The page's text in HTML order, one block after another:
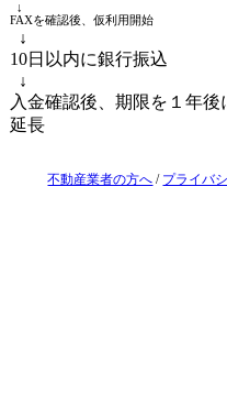
↓
FAXを確認後、仮利用開始
↓
10日以内に銀行振込
↓
入金確認後、期限を１年後
延長
不動産業者の方へ / プライバ